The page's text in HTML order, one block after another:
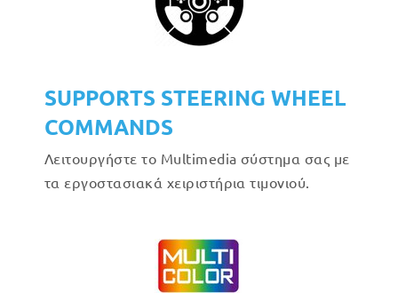
SUPPORTS STEERING WHEEL
COMMANDS
Λειτουργήστε το Multimedia σύστημα σας με
τα εργοστασιακά χειριστήρια τιμονιού.